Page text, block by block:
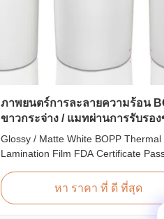
ภาพยนตร์การละลายความร้อน
ขาวกระจ่าง / แมทผ่านการรับรอง
FDA
Glossy / Matte White BOPP Thermal
Lamination Film FDA Certificate
Laminating Film BOPP Thermal
Film is a plastic thin film designed
lamination. It utilizes BOPP film as
หา ราคา ที่ ดี ที่สุด